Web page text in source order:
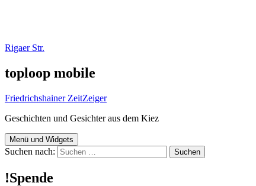
Rigaer Str.
toploop mobile
Friedrichshainer ZeitZeiger
Geschichten und Gesichter aus dem Kiez
Menü und Widgets
Suchen nach:
!Spende